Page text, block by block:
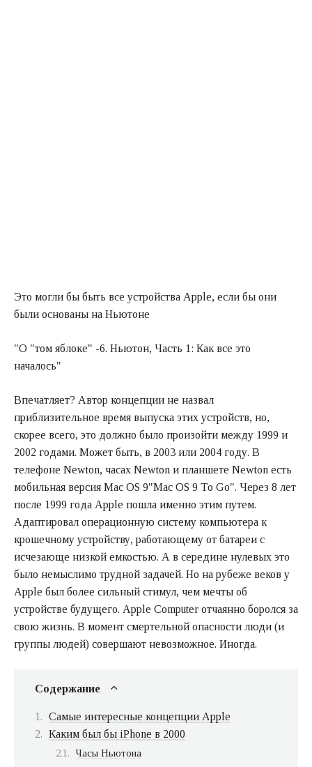
Это могли бы быть все устройства Apple, если бы они
были основаны на Ньютоне
"О "том яблоке" -6. Ньютон, Часть 1: Как все это
началось"
Впечатляет? Автор концепции не назвал
приблизительное время выпуска этих устройств, но,
скорее всего, это должно было произойти между 1999 и
2002 годами. Может быть, в 2003 или 2004 году. В
телефоне Newton, часах Newton и планшете Newton есть
мобильная версия Mac OS 9"Mac OS 9 To Go". Через 8 лет
после 1999 года Apple пошла именно этим путем.
Адаптировал операционную систему компьютера к
крошечному устройству, работающему от батареи с
исчезающе низкой емкостью. А в середине нулевых это
было немыслимо трудной задачей. Но на рубеже веков у
Apple был более сильный стимул, чем мечты об
устройстве будущего. Apple Computer отчаянно боролся за
свою жизнь. В момент смертельной опасности люди (и
группы людей) совершают невозможное. Иногда.
Содержание
Самые интересные концепции Apple
Каким был бы iPhone в 2000
Часы Ньютона